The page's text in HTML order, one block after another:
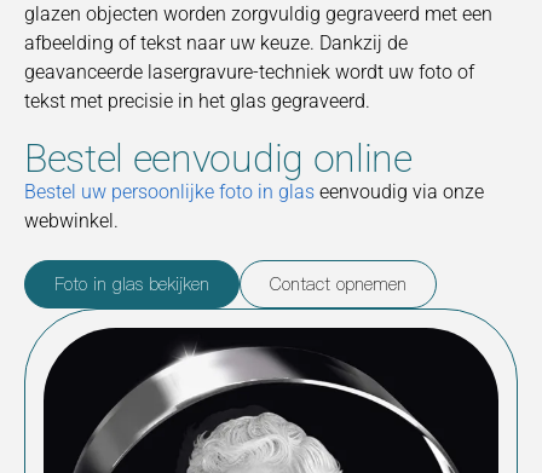
glazen objecten worden zorgvuldig gegraveerd met een
afbeelding of tekst naar uw keuze. Dankzij de
geavanceerde lasergravure-techniek wordt uw foto of
tekst met precisie in het glas gegraveerd.
Bestel eenvoudig online
Bestel uw persoonlijke foto in glas eenvoudig via onze
webwinkel.
Foto in glas bekijken Contact opnemen